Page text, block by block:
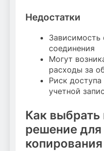
Недостатки
Зависимость
соединения
Могут
расходы за
Риск
учетной
Как выбрать
решение для
копирования